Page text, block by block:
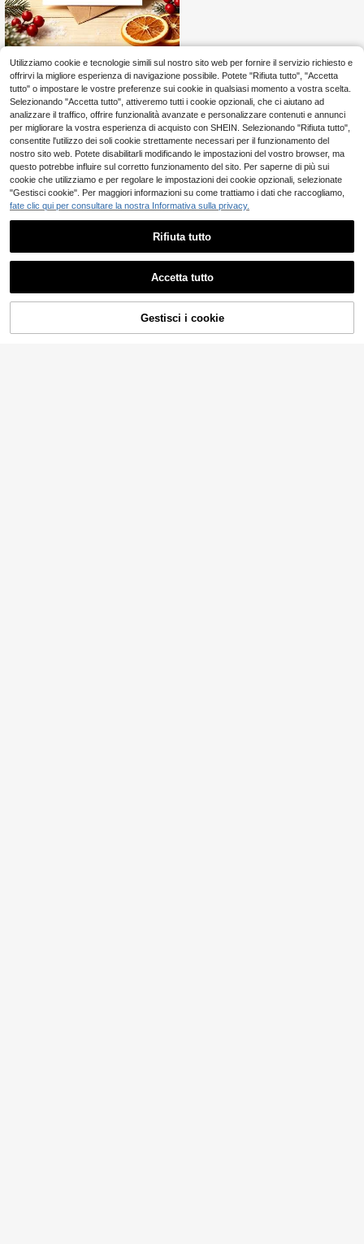
1 pezzo "Buon Compleanno Sorellin
a" Biglietto di Compleanno Minimali
sta Con Busta - Design Carino a For
ma di Cuore Saluto Per la Sorellina,
Interno Vuoto
2 .91€
AGGIUNGI AL CARRELLO
Utilizziamo cookie e tecnologie simili sul nostro sito web per fornire il servizio richiesto e
offrirvi la migliore esperienza di navigazione possibile. Potete "Rifiuta tutto", "Accetta
tutto" o impostare le vostre preferenze sui cookie in qualsiasi momento a vostra scelta.
Selezionando "Accetta tutto", attiveremo tutti i cookie opzionali, che ci aiutano ad
analizzare il traffico, offrire funzionalità avanzate e personalizzare contenuti e annunci
per migliorare la vostra esperienza di acquisto con SHEIN. Selezionando "Rifiuta tutto",
consentite l'utilizzo dei soli cookie strettamente necessari per il funzionamento del
nostro sito web. Potete disabilitarli modificando le impostazioni del vostro browser, ma
questo potrebbe influire sul corretto funzionamento del sito. Per saperne di più sui
cookie che utilizziamo e per regolare le impostazioni dei cookie opzionali, selezionate
"Gestisci cookie". Per maggiori informazioni su come trattiamo i dati che raccogliamo,
fate clic qui per consultare la nostra Informativa sulla privacy.
Rifiuta tutto
Accetta tutto
Gestisci i cookie